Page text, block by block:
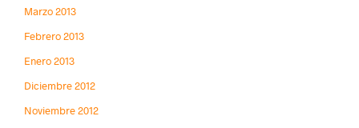
Marzo 2013
Febrero 2013
Enero 2013
Diciembre 2012
Noviembre 2012